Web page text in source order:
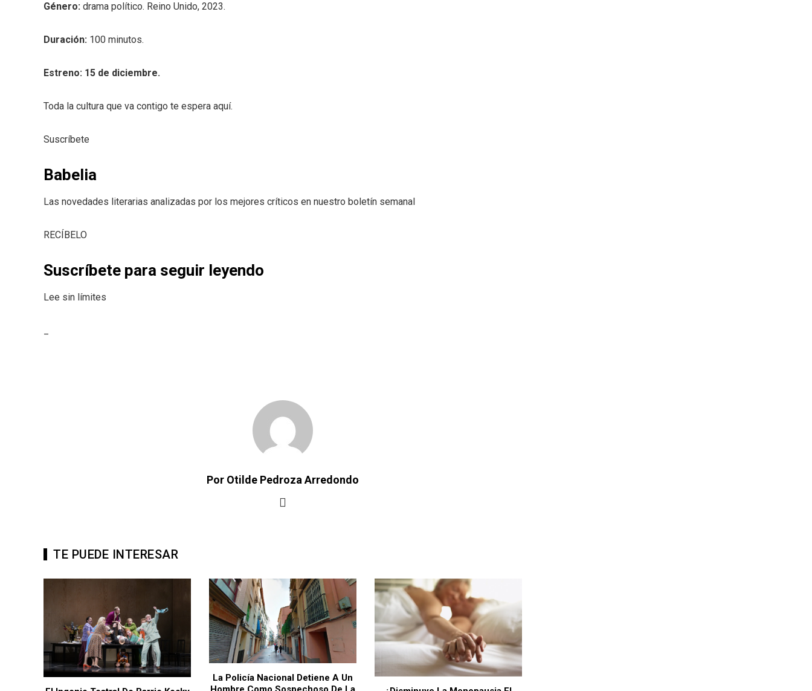
Género: drama político. Reino Unido, 2023.
Duración: 100 minutos.
Estreno: 15 de diciembre.
Toda la cultura que va contigo te espera aquí.
Suscríbete
Babelia
Las novedades literarias analizadas por los mejores críticos en nuestro boletín semanal
RECÍBELO
Suscríbete para seguir leyendo
Lee sin límites
Por Otilde Pedroza Arredondo
TE PUEDE INTERESAR
La Policía Nacional Detiene A Un